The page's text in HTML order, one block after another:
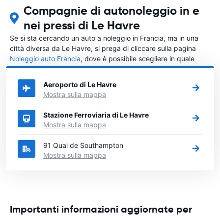
Compagnie di autonoleggio in e
nei pressi di Le Havre
Se si sta cercando un auto a noleggio in Francia, ma in una
città diversa da Le Havre, si prega di cliccare sulla pagina
Noleggio auto Francia, dove è possibile scegliere in quale
città in Francia si vuole noleggiare l'auto.
Aeroporto di Le Havre
Mostra sulla mappa
Stazione Ferroviaria di Le Havre
Mostra sulla mappa
91 Quai de Southampton
Mostra sulla mappa
Importanti informazioni aggiornate per